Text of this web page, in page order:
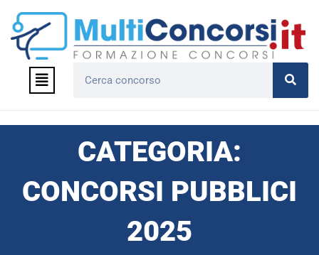
contenuto
Menu
CATEGORIA:
CONCORSI PUBBLICI
2025